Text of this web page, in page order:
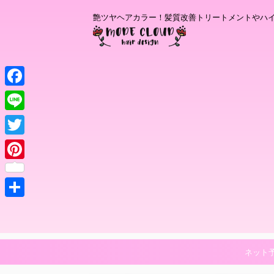
艶ツヤヘアカラー！髪質改善トリートメントやハ
ネット
F
a
c
e
b
o
k
L
i
n
e
T
w
e
r
P
r